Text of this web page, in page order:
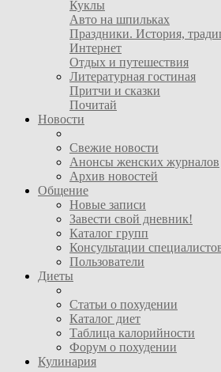
Куклы
Авто на шпильках
Праздники. История,
Интернет
Отдых и путешествия
Литературная гостиная
Притчи и сказки
Почитай
Новости
Свежие новости
Анонсы женских журналов
Архив новостей
Общение
Новые записи
Завести свой дневник!
Каталог групп
Консультации
Пользователи
Диеты
Статьи о похудении
Каталог диет
Таблица калорийности
Форум о похудении
Кулинария